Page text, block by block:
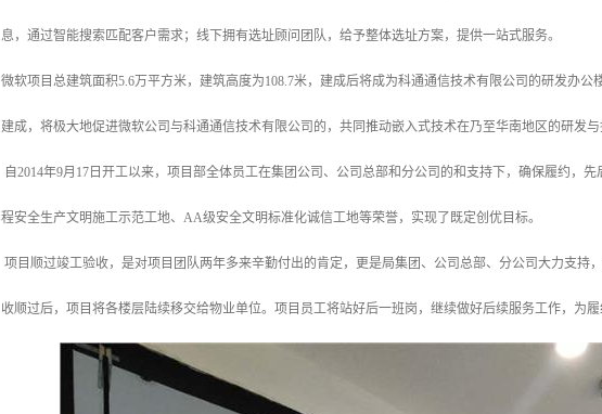
息，通过智能搜索匹配客户需求；线下拥有选址顾问团队，给予整体选址方案，提供一站式服务。
微软项目总建筑面积5.6万平方米，建筑高度为108.7米，建成后将成为科通通信技术有限公司的研发办
建成，将极大地促进微软公司与科通通信技术有限公司的，共同推动嵌入式技术在乃至华南地区的研发与
自2014年9月17日开工以来，项目部全体员工在集团公司、公司总部和分公司的和支持下，确保履约，
程安全生产文明施工示范工地、AA级安全文明标准化诚信工地等荣誉，实现了既定创优目标。
项目顺过竣工验收，是对项目团队两年多来辛勤付出的肯定，更是局集团、公司总部、分公司大力支持
收顺过后，项目将各楼层陆续移交给物业单位。项目员工将站好后一班岗，继续做好后续服务工作，为履